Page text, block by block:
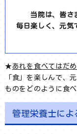
当院は、皆さ
毎日楽しく、元気
★ あれを食べてはだ
「食」を楽しんで、
ものをどのように食
管理栄養士によ